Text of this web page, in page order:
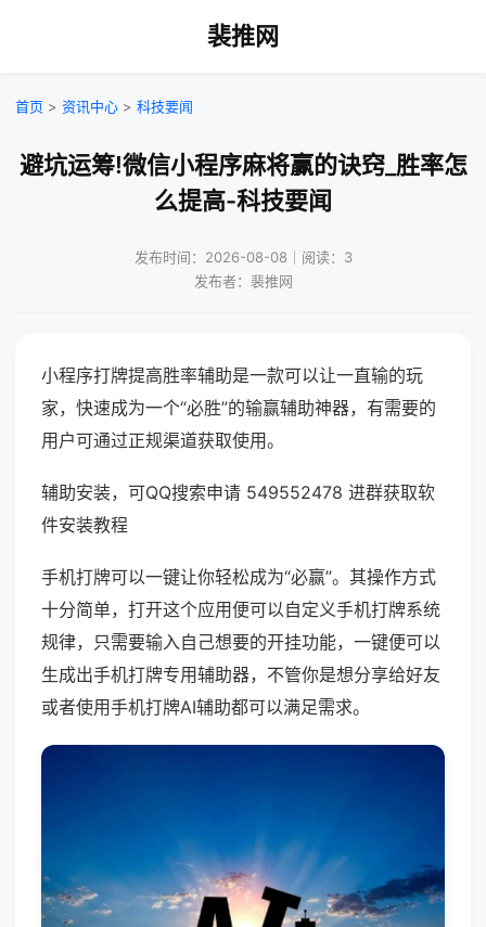
裴推网
首页 > 资讯中心 > 科技要闻
避坑运筹!微信小程序麻将赢的诀窍_胜率怎
么提高-科技要闻
发布时间：2026-08-08｜阅读：3
发布者：裴推网
小程序打牌提高胜率辅助是一款可以让一直输的玩
家，快速成为一个“必胜”的输赢辅助神器，有需要的
用户可通过正规渠道获取使用。
辅助安装，可QQ搜索申请 549552478 进群获取软
件安装教程
手机打牌可以一键让你轻松成为“必赢”。其操作方式
十分简单，打开这个应用便可以自定义手机打牌系统
规律，只需要输入自己想要的开挂功能，一键便可以
生成出手机打牌专用辅助器，不管你是想分享给好友
或者使用手机打牌AI辅助都可以满足需求。